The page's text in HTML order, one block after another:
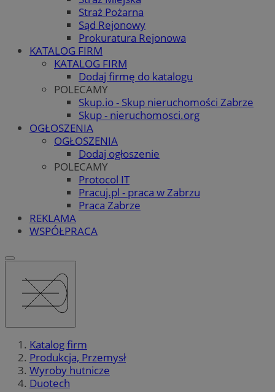
Straż Pożarna
Sąd Rejonowy
Prokuratura Rejonowa
KATALOG FIRM
KATALOG FIRM
Dodaj firmę do katalogu
POLECAMY
Skup.io - Skup nieruchomości Zabrze
Skup - nieruchomosci.org
OGŁOSZENIA
OGŁOSZENIA
Dodaj ogłoszenie
POLECAMY
Protocol IT
Pracuj.pl - praca w Zabrzu
Praca Zabrze
REKLAMA
WSPÓŁPRACA
Katalog firm
Produkcja, Przemysł
Wyroby hutnicze
Duotech